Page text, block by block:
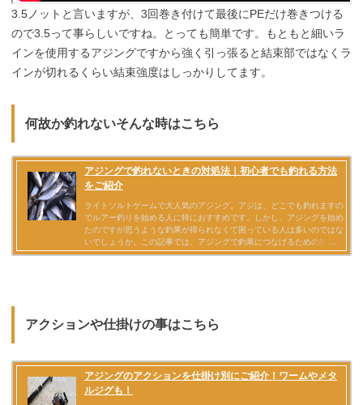
3.5ノットと言いますが、3回巻き付けて最後にPEだけ巻きつける
ので3.5って事らしいですね。とっても簡単です。もともと細いラ
インを使用するアジングですから強く引っ張ると結束部ではなくラ
インが切れるくらい結束強度はしっかりしてます。
何故か釣れないそんな時はこちら
アクションや仕掛けの事はこちら